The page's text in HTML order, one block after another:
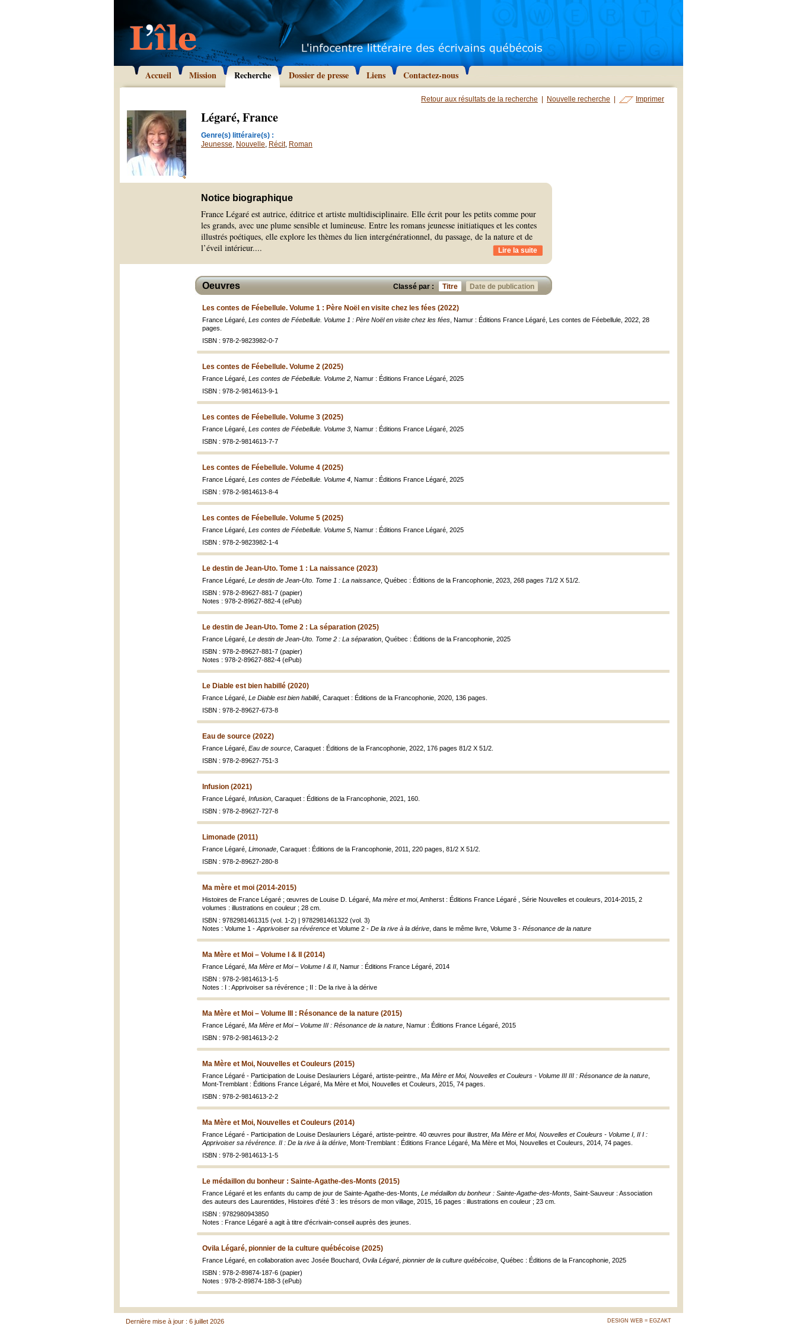
Accueil Mission Recherche Dossier de presse Liens Contactez-nous
Retour aux résultats de la recherche Nouvelle recherche Imprimer
Légaré, France
Genre(s) littéraire(s) :
Jeunesse, Nouvelle, Récit, Roman
Notice biographique
France Légaré est autrice, éditrice et artiste multidisciplinaire. Elle écrit pour les petits comme pour
les grands, avec une plume sensible et lumineuse. Entre les romans jeunesse initiatiques et les contes
illustrés poétiques, elle explore les thèmes du lien intergénérationnel, du passage, de la nature et de
l’éveil intérieur.... Lire la suite
Classé par : Titre Date de publication
Oeuvres
Les contes de Féebellule. Volume 1 : Père Noël en visite chez les fées (2022)
France Légaré, Les contes de Féebellule. Volume 1 : Père Noël en visite chez les fées , Namur : Éditions France Légaré, Les contes de Féebellule, 2022, 28
pages.
ISBN : 978-2-9823982-0-7
Les contes de Féebellule. Volume 2 (2025)
France Légaré, Les contes de Féebellule. Volume 2 , Namur : Éditions France Légaré, 2025
ISBN : 978-2-9814613-9-1
Les contes de Féebellule. Volume 3 (2025)
France Légaré, Les contes de Féebellule. Volume 3 , Namur : Éditions France Légaré, 2025
ISBN : 978-2-9814613-7-7
Les contes de Féebellule. Volume 4 (2025)
France Légaré, Les contes de Féebellule. Volume 4 , Namur : Éditions France Légaré, 2025
ISBN : 978-2-9814613-8-4
Les contes de Féebellule. Volume 5 (2025)
France Légaré, Les contes de Féebellule. Volume 5 , Namur : Éditions France Légaré, 2025
ISBN : 978-2-9823982-1-4
Le destin de Jean-Uto. Tome 1 : La naissance (2023)
France Légaré, Le destin de Jean-Uto. Tome 1 : La naissance , Québec : Éditions de la Francophonie, 2023, 268 pages 71/2 X 51/2.
ISBN : 978-2-89627-881-7 (papier)
Notes : 978-2-89627-882-4 (ePub)
Le destin de Jean-Uto. Tome 2 : La séparation (2025)
France Légaré, Le destin de Jean-Uto. Tome 2 : La séparation , Québec : Éditions de la Francophonie, 2025
ISBN : 978-2-89627-881-7 (papier)
Notes : 978-2-89627-882-4 (ePub)
Le Diable est bien habillé (2020)
France Légaré, Le Diable est bien habillé , Caraquet : Éditions de la Francophonie, 2020, 136 pages.
ISBN : 978-2-89627-673-8
Eau de source (2022)
France Légaré, Eau de source , Caraquet : Éditions de la Francophonie, 2022, 176 pages 81/2 X 51/2.
ISBN : 978-2-89627-751-3
Infusion (2021)
France Légaré, Infusion , Caraquet : Éditions de la Francophonie, 2021, 160.
ISBN : 978-2-89627-727-8
Limonade (2011)
France Légaré, Limonade , Caraquet : Éditions de la Francophonie, 2011, 220 pages, 81/2 X 51/2.
ISBN : 978-2-89627-280-8
Ma mère et moi (2014-2015)
Histoires de France Légaré ; œuvres de Louise D. Légaré, Ma mère et moi, Amherst : Éditions France Légaré , Série Nouvelles et couleurs, 2014-2015, 2
volumes : illustrations en couleur ; 28 cm.
ISBN : 9782981461315 (vol. 1-2) | 9782981461322 (vol. 3)
Notes : Volume 1 - Apprivoiser sa révérence et Volume 2 - De la rive à la dérive , dans le même livre, Volume 3 - Résonance de la nature
Ma Mère et Moi – Volume I & II (2014)
France Légaré, Ma Mère et Moi – Volume I & II , Namur : Éditions France Légaré, 2014
ISBN : 978-2-9814613-1-5
Notes : I : Apprivoiser sa révérence ; II : De la rive à la dérive
Ma Mère et Moi – Volume III : Résonance de la nature (2015)
France Légaré, Ma Mère et Moi – Volume III : Résonance de la nature , Namur : Éditions France Légaré, 2015
ISBN : 978-2-9814613-2-2
Ma Mère et Moi, Nouvelles et Couleurs (2015)
France Légaré - Participation de Louise Deslauriers Légaré, artiste-peintre., Ma Mère et Moi, Nouvelles et Couleurs - Volume III III : Résonance de la nature
Mont-Tremblant : Éditions France Légaré, Ma Mère et Moi, Nouvelles et Couleurs, 2015, 74 pages.
ISBN : 978-2-9814613-2-2
Ma Mère et Moi, Nouvelles et Couleurs (2014)
France Légaré - Participation de Louise Deslauriers Légaré, artiste-peintre. 40 œuvres pour illustrer, Ma Mère et Moi, Nouvelles et Couleurs - Volume I, II I :
Apprivoiser sa révérence. II : De la rive à la dérive , Mont-Tremblant : Éditions France Légaré, Ma Mère et Moi, Nouvelles et Couleurs, 2014, 74 pages.
ISBN : 978-2-9814613-1-5
Le médaillon du bonheur : Sainte-Agathe-des-Monts (2015)
France Légaré et les enfants du camp de jour de Sainte-Agathe-des-Monts, Le médaillon du bonheur : Sainte-Agathe-des-Monts , Saint-Sauveur : Association
des auteurs des Laurentides, Histoires d'été 3 : les trésors de mon village, 2015, 16 pages : illustrations en couleur ; 23 cm.
ISBN : 9782980943850
Notes : France Légaré a agit à titre d'écrivain-conseil auprès des jeunes.
Ovila Légaré, pionnier de la culture québécoise (2025)
France Légaré, en collaboration avec Josée Bouchard, Ovila Légaré, pionnier de la culture québécoise , Québec : Éditions de la Francophonie, 2025
ISBN : 978-2-89874-187-6 (papier)
Notes : 978-2-89874-188-3 (ePub)
DESIGN WEB = EGZAKT
Dernière mise à jour : 6 juillet 2026